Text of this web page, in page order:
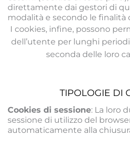
direttamente dai gestori di
modalità e secondo le finalità
I cookies, infine, possono
dell’utente per lunghi
seconda delle loro
TIPOLOGIE DI
Cookies di sessione: La loro
sessione di utilizzo del
automaticamente alla